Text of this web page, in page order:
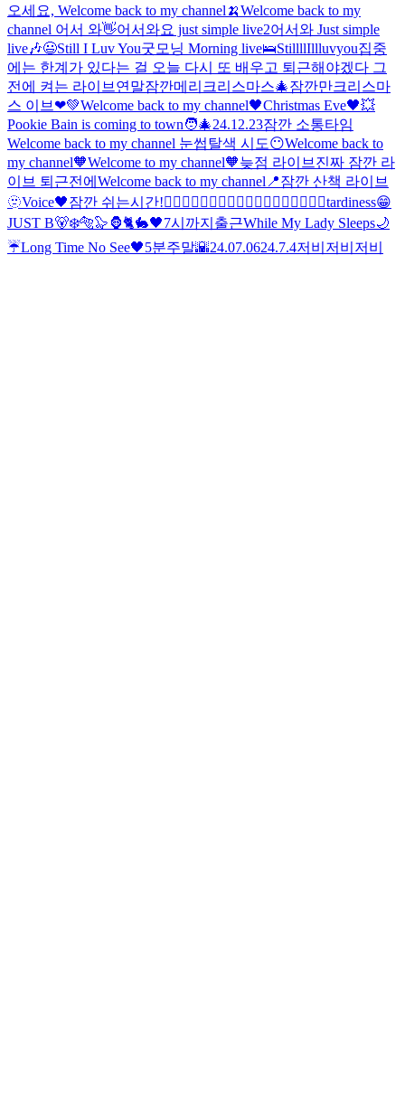
오세요, Welcome back to my channel🍌Welcome back to my
channel 어서 와👋어서와요 just simple live2어서와 Just simple
live🎶😃Still I Luv You굿모닝 Morning live🛌StillllIllluvyou집중
에는 한계가 있다는 걸 오늘 다시 또 배우고 퇴근해야겠다 그
전에 켜는 라이브 연말잠깐메리크리스마스🎄잠깐만크리스마
스 이브❤💚Welcome back to my channel🖤Christmas Eve🖤💥
Pookie Bain is coming to town🧑‍🎄24.12.23잠깐 소통타임
Welcome back to my channel 눈썹탈색 시도😶Welcome back to
my channel🧡Welcome to my channel🧡늦점 라이브 진짜 잠깐 라
이브 퇴근전에 Welcome back to my channel📍잠깐 산책 라이브
🫥Voice🖤잠깐 쉬는시간!🧙‍♂️🧙‍♂️🧙‍♂️🧙‍♂️🧙‍♂️🧙‍♂️🧙‍♂️🧙‍♂️🧙‍♂️tardiness😁
JUST B🐻‍❄️🐅🦭🦍🐈🐇🖤7시까지 출근While My Lady Sleeps🌙
☔Long Time No See🖤5분주말🌇24.07.0624.7.4저비저비저비